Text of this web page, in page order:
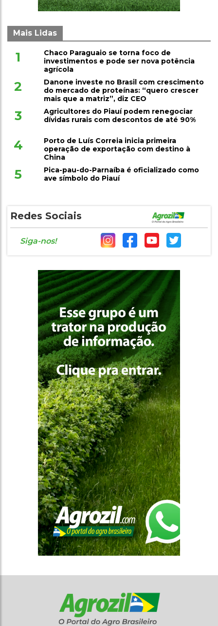
Mais Lidas
1
Chaco Paraguaio se torna foco de
investimentos e pode ser nova potência
agrícola
2
Danone investe no Brasil com crescimento
do mercado de proteínas: “quero crescer
mais que a matriz”, diz CEO
3
Agricultores do Piauí podem renegociar
dívidas rurais com descontos de até 90%
4
Porto de Luís Correia inicia primeira
operação de exportação com destino à
China
5
Pica-pau-do-Parnaíba é oficializado como
ave símbolo do Piauí
Redes Sociais
Siga-nos!